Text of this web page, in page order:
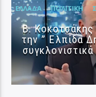
ΕΛΛΆΔΑ ΠΟΛΙΤΙΚΉ
Β.
την ” Ελπίδα